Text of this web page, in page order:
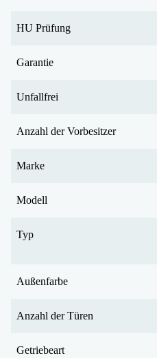
HU Prüfung
Garantie
Unfallfrei
Anzahl der Vorbesitzer
Marke
Modell
Typ
Außenfarbe
Anzahl der Türen
Getriebeart